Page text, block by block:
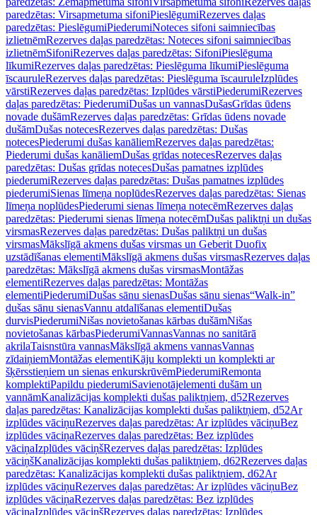
paredzētas: Virsapmetuma sifoniPieslēgumiRezerves daļas
paredzētas: PieslēgumiPiederumiNoteces sifoni saimniecības
izlietnēmRezerves daļas paredzētas: Noteces sifoni saimniecības
izlietnēmSifoniRezerves daļas paredzētas: SifoniPieslēguma
līkumiRezerves daļas paredzētas: Pieslēguma līkumiPieslēguma
īscauruleRezerves daļas paredzētas: Pieslēguma īscauruleIzplūdes
vārstiRezerves daļas paredzētas: Izplūdes vārstiPiederumiRezerves
daļas paredzētas: PiederumiDušas un vannasDušasGrīdas ūdens
novade dušāmRezerves daļas paredzētas: Grīdas ūdens novade
dušāmDušas notecesRezerves daļas paredzētas: Dušas
notecesPiederumi dušas kanāliemRezerves daļas paredzētas:
Piederumi dušas kanāliemDušas grīdas notecesRezerves daļas
paredzētas: Dušas grīdas notecesDušas pamatnes izplūdes
piederumiRezerves daļas paredzētas: Dušas pamatnes izplūdes
piederumiSienas līmeņa noplūdesRezerves daļas paredzētas: Sienas
līmeņa noplūdesPiederumi sienas līmeņa notecēmRezerves daļas
paredzētas: Piederumi sienas līmeņa notecēmDušas paliktņi un dušas
virsmasRezerves daļas paredzētas: Dušas paliktņi un dušas
virsmasMākslīgā akmens dušas virsmas un Geberit Duofix
uzstādīšanas elementiMākslīgā akmens dušas virsmasRezerves daļas
paredzētas: Mākslīgā akmens dušas virsmasMontāžas
elementiRezerves daļas paredzētas: Montāžas
elementiPiederumiDušas sānu sienasDušas sānu sienas“Walk-in”
dušas sānu sienasVannu atdalīšanas elementiDušas
durvisPiederumiNišas novietošanas kārbas dušāmNišas
novietošanas kārbasPiederumiVannasVannas no sanitārā
akrilaTaisnstūra vannasMākslīgā akmens vannasVannas
zīdaiņiemMontāžas elementiKāju komplekti un komplekti ar
šķērsstieņiem un sienas enkurskrūvēmPiederumiRemonta
komplektiPapildu piederumiSavienotājelementi dušām un
vannāmKanalizācijas komplekti dušas paliktņiem, d52Rezerves
daļas paredzētas: Kanalizācijas komplekti dušas paliktņiem, d52Ar
izplūdes vāciņuRezerves daļas paredzētas: Ar izplūdes vāciņuBez
izplūdes vāciņaRezerves daļas paredzētas: Bez izplūdes
vāciņaIzplūdes vāciņšRezerves daļas paredzētas: Izplūdes
vāciņšKanalizācijas komplekti dušas paliktņiem, d62Rezerves daļas
paredzētas: Kanalizācijas komplekti dušas paliktņiem, d62Ar
izplūdes vāciņuRezerves daļas paredzētas: Ar izplūdes vāciņuBez
izplūdes vāciņaRezerves daļas paredzētas: Bez izplūdes
vāciņaIzplūdes vāciņšRezerves daļas paredzētas: Izplūdes